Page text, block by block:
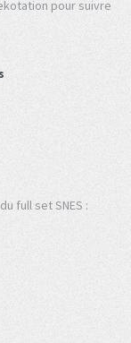
pour suivre
full set SNES :